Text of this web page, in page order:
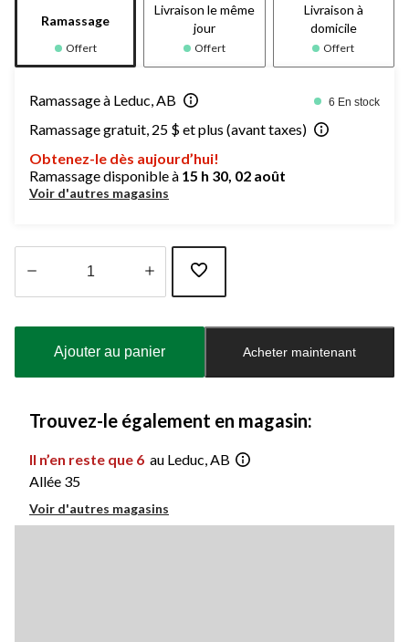
Ramassage
Offert
Livraison le même
jour
Offert
Livraison à
domicile
Offert
Ramassage à Leduc, AB 6 En stock
Ramassage gratuit, 25 $ et plus (avant taxes)
Obtenez-le dès aujourd’hui!
Ramassage disponible à 15 h 30, 02 août
Voir d'autres magasins
à
Ajouter au panier Acheter maintenant
Trouvez-le également en magasin:
Il n’en reste que 6 au Leduc, AB
Allée 35
Voir d'autres magasins